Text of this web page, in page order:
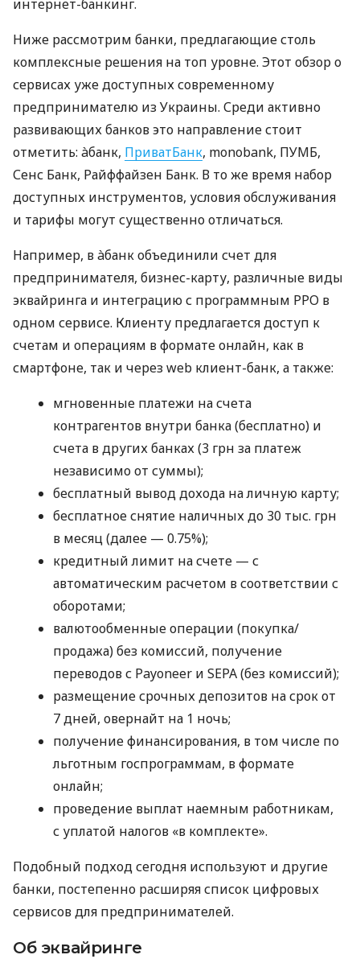
интернет-банкинг.
Ниже рассмотрим банки, предлагающие столь
комплексные решения на топ уровне. Этот обзор о
сервисах уже доступных современному
предпринимателю из Украины. Среди активно
развивающих банков это направление стоит
отметить: àбанк, ПриватБанк, monobank, ПУМБ,
Сенс Банк, Райффайзен Банк. В то же время набор
доступных инструментов, условия обслуживания
и тарифы могут существенно отличаться.
Например, в àбанк объединили счет для
предпринимателя, бизнес-карту, различные виды
эквайринга и интеграцию с программным РРО в
одном сервисе. Клиенту предлагается доступ к
счетам и операциям в формате онлайн, как в
смартфоне, так и через web клиент-банк, а также:
мгновенные платежи на счета
контрагентов внутри банка (бесплатно) и
счета в других банках (3 грн за платеж
независимо от суммы);
бесплатный вывод дохода на личную карту;
бесплатное снятие наличных до 30 тыс. грн
в месяц (далее — 0.75%);
кредитный лимит на счете — с
автоматическим расчетом в соответствии с
оборотами;
валютообменные операции (покупка/
продажа) без комиссий, получение
переводов с Payoneer и SEPA (без комиссий);
размещение срочных депозитов на срок от
7 дней, овернайт на 1 ночь;
получение финансирования, в том числе по
льготным госпрограммам, в формате
онлайн;
проведение выплат наемным работникам,
с уплатой налогов «в комплекте».
Подобный подход сегодня используют и другие
банки, постепенно расширяя список цифровых
сервисов для предпринимателей.
Об эквайринге